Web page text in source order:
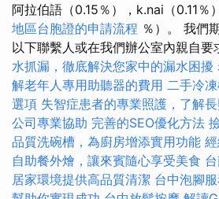
阿拉伯語（0.15％），k.nai（0.11％）
地區台胞證的申請流程 ％）。 我們
以下聯繫人或在我們辦公室內親自要
水抓漏，徹底解決您家中的漏水困擾
解老年人專用助聽器的費用 二手冷
選項 失智症患者的專業照護，了解
公司專業協助 完善的SEO優化方法
品質洗碗槽，為廚房增添實用功能
自助餐外燴，讓來賓隨心享受美食
居家環境提供高品質清潔 台中泡腳